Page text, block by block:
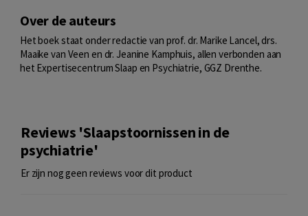
Over de auteurs
Het boek staat onder redactie van prof. dr. Marike Lancel, drs.
Maaike van Veen en dr. Jeanine Kamphuis, allen verbonden aan
het Expertisecentrum Slaap en Psychiatrie, GGZ Drenthe.
Reviews 'Slaapstoornissen in de
psychiatrie'
Er zijn nog geen reviews voor dit product